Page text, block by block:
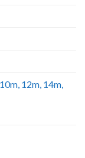
12m, 14m,